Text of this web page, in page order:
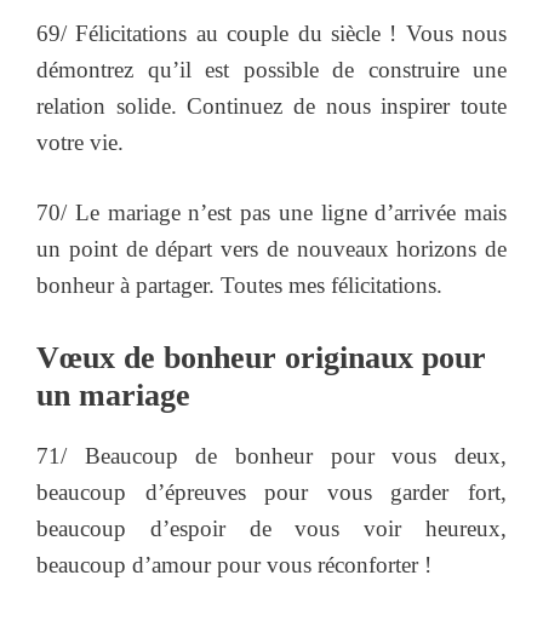
69/ Félicitations au couple du siècle ! Vous nous
démontrez qu’il est possible de construire une
relation solide. Continuez de nous inspirer toute
votre vie.
70/ Le mariage n’est pas une ligne d’arrivée mais
un point de départ vers de nouveaux horizons de
bonheur à partager. Toutes mes félicitations.
Vœux de bonheur originaux pour
un mariage
71/ Beaucoup de bonheur pour vous deux,
beaucoup d’épreuves pour vous garder fort,
beaucoup d’espoir de vous voir heureux,
beaucoup d’amour pour vous réconforter !